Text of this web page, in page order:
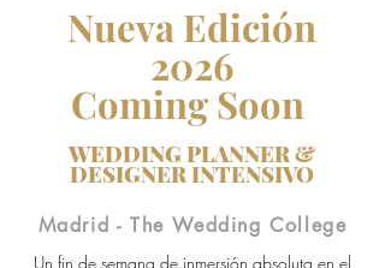
Nueva Edición
2026
Coming Soon
WEDDING PLANNER &
DESIGNER INTENSIVO
Madrid - The Wedding College
Un fin de semana de inmersión absoluta en el